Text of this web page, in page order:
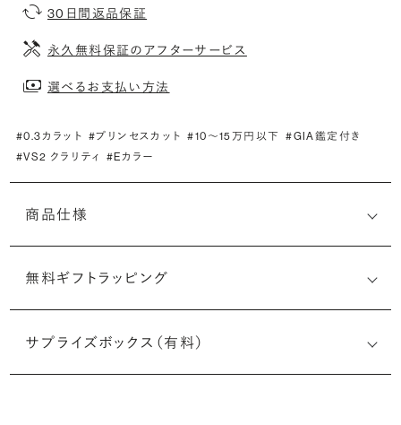
30日間返品保証
永久無料保証のアフターサービス
選べるお支払い方法
#0.3カラット #プリンセスカット #10〜15万円以下 #GIA鑑定付き
#VS2 クラリティ #Eカラー
商品仕様
無料ギフトラッピング
サプライズボックス（有料）